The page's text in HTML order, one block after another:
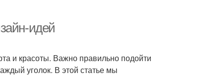
идей
и красоты. Важно правильно подойти
уголок. В этой статье мы